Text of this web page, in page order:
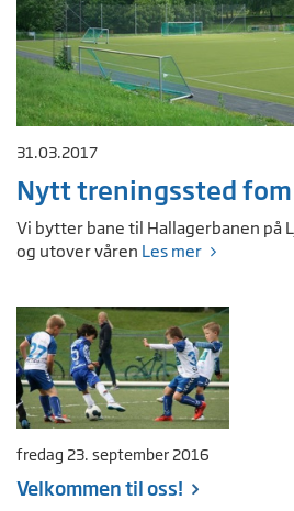
31.03.2017
Nytt treningssted fom
Vi bytter bane til Hallagerbanen på
og utover våren Les mer
fredag 23. september 2016
Velkommen til oss!